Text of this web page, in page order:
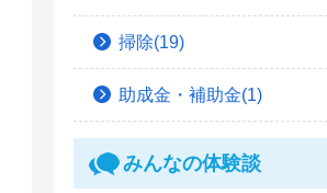
掃除(19)
助成金・補助金(1)
みんなの体験談